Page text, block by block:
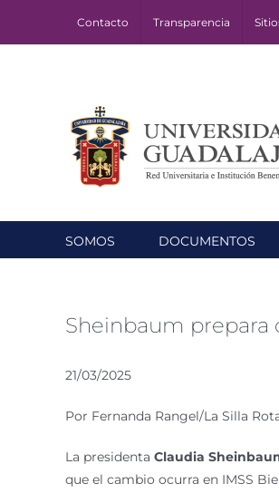
Contacto Transparencia
SOMOS DOCUMENTOS
Sheinbaum
21/03/2025
Por Fernanda Rangel/La Silla
La presidenta Claudia
que el cambio ocurra en IMSS